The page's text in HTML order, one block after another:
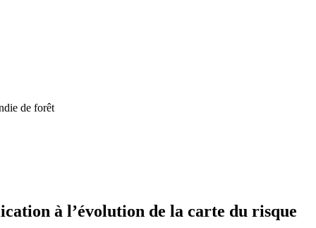
de forêt
à l’évolution de la carte du risque